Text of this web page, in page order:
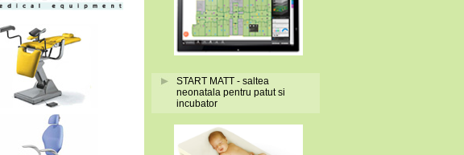
START MATT - saltea
neonatala pentru patut si
incubator